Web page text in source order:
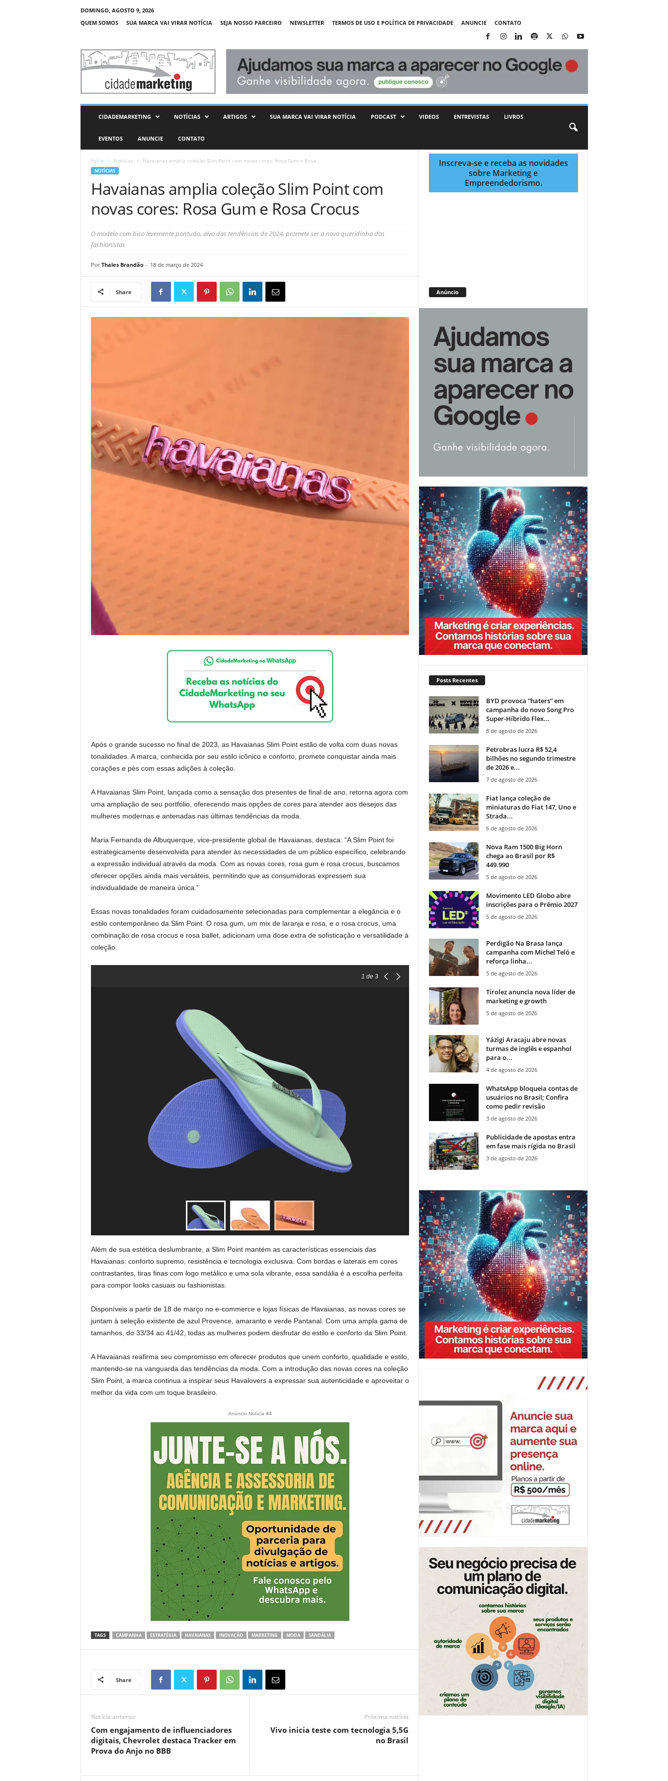
DOMINGO, AGOSTO 9, 2026
QUEM SOMOS
SUA MARCA VAI VIRAR NOTÍCIA SEJA NOSSO PARCEIRO NEWSLETTER TERMOS DE USO E POLÍTICA DE PRIVACIDADE ANUNCIE CONTATO
C
d
CIDADEMARKETING NOTÍCIAS ARTIGOS SUA MARCA VAI VIRAR NOTÍCIA PODCAST VIDEOS ENTREVISTAS LIVROS
EVENTOS ANUNCIE CONTATO
Início Notícias Havaianas amplia coleção Slim Point com novas cores: Rosa Gum e Rosa...
NOTÍCIAS
Havaianas amplia coleção Slim Point com
novas cores: Rosa Gum e Rosa Crocus
O modelo com bico levemente pontudo, alvo das tendências de 2024, promete ser a nova queridinha das
fashionistas
Por Thales Brandão- 18 de março de 2024
Share
Após o grande sucesso no final de 2023, as Havaianas Slim Point estão de volta com duas novas
tonalidades. A marca, conhecida por seu estilo icônico e conforto, promete conquistar ainda mais
corações e pés com essas adições à coleção.
A Havaianas Slim Point, lançada como a sensação dos presentes de final de ano, retorna agora com
uma ampliação de seu portfólio, oferecendo mais opções de cores para atender aos desejos das
mulheres modernas e antenadas nas últimas tendências da moda.
Maria Fernanda de Albuquerque, vice-presidente global de Havaianas, destaca: “A Slim Point foi
estrategicamente desenvolvida para atender às necessidades de um público específico, celebrando
a expressão individual através da moda. Com as novas cores, rosa gum e rosa crocus, buscamos
oferecer opções ainda mais versáteis, permitindo que as consumidoras expressem sua
individualidade de maneira única.”
Essas novas tonalidades foram cuidadosamente selecionadas para complementar a elegância e o
estilo contemporâneo da Slim Point. O rosa gum, um mix de laranja e rosa, e o rosa crocus, uma
combinação de rosa crocus e rosa ballet, adicionam uma dose extra de sofisticação e versatilidade à
coleção.
1 de 3
Além de sua estética deslumbrante, a Slim Point mantém as características essenciais das
Havaianas: conforto supremo, resistência e tecnologia exclusiva. Com bordas e laterais em cores
contrastantes, tiras finas com logo metálico e uma sola vibrante, essa sandália é a escolha perfeita
para compor looks casuais ou fashionistas.
Disponíveis a partir de 18 de março no e-commerce e lojas físicas de Havaianas, as novas cores se
juntam à seleção existente de azul Provence, amaranto e verde Pantanal. Com uma ampla gama de
tamanhos, do 33/34 ao 41/42, todas as mulheres podem desfrutar do estilo e conforto da Slim Point.
A Havaianas reafirma seu compromisso em oferecer produtos que unem conforto, qualidade e estilo,
mantendo-se na vanguarda das tendências da moda. Com a introdução das novas cores na coleção
Slim Point, a marca continua a inspirar seus Havalovers a expressar sua autenticidade e aproveitar o
melhor da vida com um toque brasileiro.
Anúncio Notícia #4
TAGS CAMPANHA ESTRATÉGIA HAVAIANAS INOVAÇÃO MARKETING MODA SANDÁLIA
Share
Notícia anterior
Com engajamento de influenciadores
digitais, Chevrolet destaca Tracker em
Prova do Anjo no BBB
Próxima notícia
Vivo inicia teste com tecnologia 5,5G
no Brasil
Inscreva-se e receba as novidades
sobre Marketing e
Empreendedorismo.
Anúncio
Posts Recentes
BYD provoca “haters” em
campanha do novo Song Pro
Super-Híbrido Flex...
8 de agosto de 2026
Petrobras lucra R$ 52,4
bilhões no segundo trimestre
de 2026 e...
7 de agosto de 2026
Fiat lança coleção de
miniaturas do Fiat 147, Uno e
Strada...
6 de agosto de 2026
Nova Ram 1500 Big Horn
chega ao Brasil por R$
449.990
5 de agosto de 2026
Movimento LED Globo abre
inscrições para o Prêmio 2027
5 de agosto de 2026
Perdigão Na Brasa lança
campanha com Michel Teló e
reforça linha...
5 de agosto de 2026
Tirolez anuncia nova líder de
marketing e growth
5 de agosto de 2026
Yázigi Aracaju abre novas
turmas de inglês e espanhol
para o...
4 de agosto de 2026
WhatsApp bloqueia contas de
usuários no Brasil; Confira
como pedir revisão
3 de agosto de 2026
Publicidade de apostas entra
em fase mais rígida no Brasil
3 de agosto de 2026